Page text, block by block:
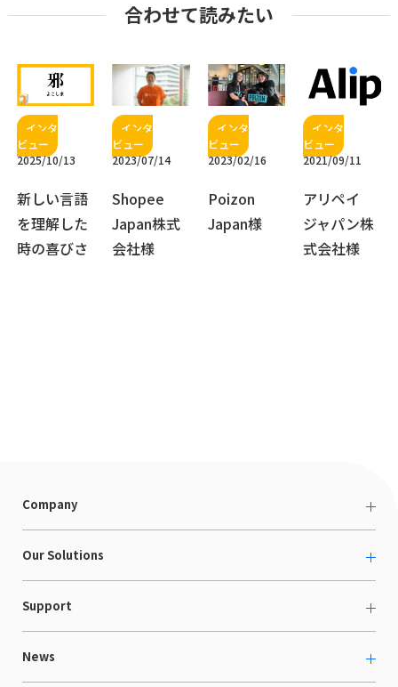
合わせて読みたい
2025/10/13
新しい言語
を理解した
時の喜びさ
2023/07/14
Shopee
Japan株式
会社様
2023/02/16
Poizon
Japan様
2021/09/11
アリペイ
ジャパン株
式会社様
Company
About us
カルチャー
採用情報
Our Solutions
越境ECコンサルティング
Shopee支援
LaunchCart
Support
お役立ち資料
セミナー情報
News